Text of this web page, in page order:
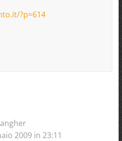
?p=614
2009 in 23:11